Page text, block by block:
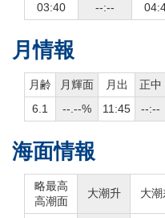
03:40
--:--
月情報
月齢 月輝面 月出 正中
6.1
--.--% 11:45 --:--
海面情報
略最高
高潮面
大潮升 大潮